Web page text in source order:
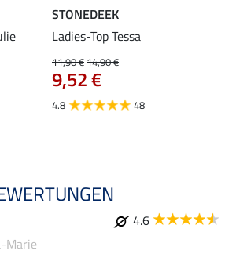
STONEDEEK
Ladies-Top Tessa
11,90 €14,90 €
9,52 €
4.8 48
4.6
Marie